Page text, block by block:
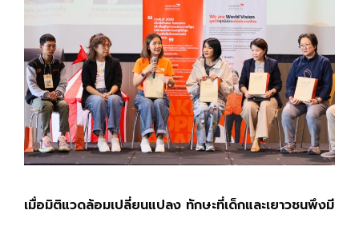
เมื่อมิติแวดล้อมเปลี่ยนแปลง ทักษะที่เด็กและเยาวชนพึงมี